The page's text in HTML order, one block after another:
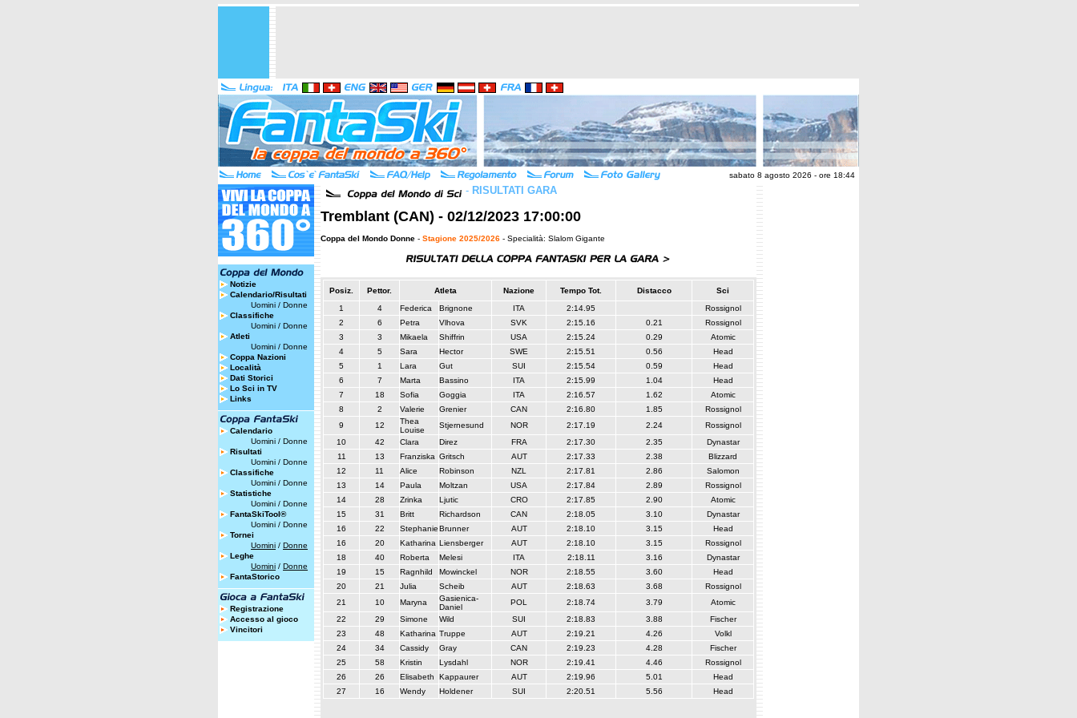
sabato 8 agosto 2026 - ore 18:44
Notizie
Calendario/Risultati
Uomini / Donne
Classifiche
Uomini / Donne
Atleti
Uomini / Donne
Coppa Nazioni
Località
Dati Storici
Lo Sci in TV
Links
Calendario
Uomini / Donne
Risultati
Uomini / Donne
Classifiche
Uomini / Donne
Statistiche
Uomini / Donne
FantaSkiTool®
Uomini / Donne
Tornei
Uomini / Donne
Leghe
Uomini / Donne
FantaStorico
Registrazione
Accesso al gioco
Vincitori
- RISULTATI GARA
Tremblant (CAN) - 02/12/2023 17:00:00
Coppa del Mondo Donne - Stagione 2025/2026 - Specialità: Slalom Gigante
Posiz. Pettor. Atleta Nazione Tempo Tot. Distacco
Sci
1
4 Federica Brignone ITA 2:14.95
Rossignol
2
6 Petra Vlhova SVK 2:15.16 0.21
Rossignol
3
3 Mikaela Shiffrin USA 2:15.24 0.29
Atomic
4
5 Sara Hector SWE 2:15.51 0.56
Head
5
1 Lara Gut SUI 2:15.54 0.59
Head
6
7 Marta Bassino ITA 2:15.99 1.04
Head
7
18 Sofia Goggia ITA 2:16.57 1.62
Atomic
8
2 Valerie Grenier CAN 2:16.80 1.85
Rossignol
9
12
Thea
Louise
Stjernesund NOR 2:17.19 2.24
Rossignol
10
42 Clara Direz FRA 2:17.30 2.35
Dynastar
11
13 Franziska Gritsch AUT 2:17.33 2.38
Blizzard
12
11 Alice Robinson NZL 2:17.81 2.86
Salomon
13
14 Paula Moltzan USA 2:17.84 2.89
Rossignol
14
28 Zrinka Ljutic CRO 2:17.85 2.90
Atomic
15
31 Britt Richardson CAN 2:18.05 3.10
Dynastar
16
22 StephanieBrunner AUT 2:18.10 3.15
Head
16
20 Katharina Liensberger AUT 2:18.10 3.15
Rossignol
18
40 Roberta Melesi ITA 2:18.11 3.16
Dynastar
19
15 Ragnhild Mowinckel NOR 2:18.55 3.60
Head
20
21 Julia Scheib AUT 2:18.63 3.68
Rossignol
21
10 Maryna
Gasienica-
Daniel
POL 2:18.74 3.79
Atomic
22
29 Simone Wild SUI 2:18.83 3.88
Fischer
23
48 Katharina Truppe AUT 2:19.21 4.26
Volkl
24
34 Cassidy Gray CAN 2:19.23 4.28
Fischer
25
58 Kristin Lysdahl NOR 2:19.41 4.46
Rossignol
26
26 Elisabeth Kappaurer AUT 2:19.96 5.01
Head
27
16 Wendy Holdener SUI 2:20.51 5.56 Head